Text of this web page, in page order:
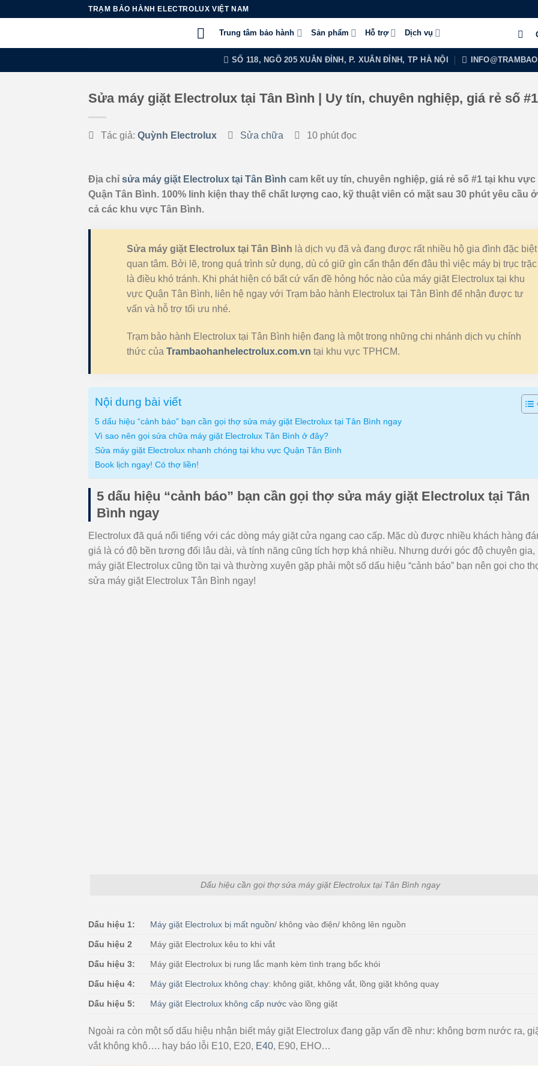
TRẠM BẢO HÀNH ELECTROLUX VIỆT NAM
Trung tâm bảo hành Sản phẩm Hỗ trợ Dịch vụ
SỐ 118, NGÕ 205 XUÂN ĐỈNH, P. XUÂN ĐỈNH, TP HÀ NỘI
Sửa máy giặt Electrolux tại Tân Bình | Uy tín, chuyên nghiệp, giá rẻ số #1
Tác giả: Quỳnh Electrolux Sửa chữa 10 phút đọc
Địa chỉ sửa máy giặt Electrolux tại Tân Bình cam kết uy tín, chuyên nghiệp, giá rẻ số #1 tại khu vực
Quận Tân Bình. 100% linh kiện thay thế chất lượng cao, kỹ thuật viên có mặt sau 30 phút yêu cầu
cả các khu vực Tân Bình.
Sửa máy giặt Electrolux tại Tân Bình là dịch vụ đã và đang được rất nhiều hộ gia đình đặc biệt
quan tâm. Bởi lẽ, trong quá trình sử dụng, dù có giữ gìn cẩn thận đến đâu thì việc máy bị trục trặc
là điều khó tránh. Khi phát hiện có bất cứ vấn đề hỏng hóc nào của máy giặt Electrolux tại khu
vực Quận Tân Bình, liên hệ ngay với Trạm bảo hành Electrolux tại Tân Bình để nhận được tư
vấn và hỗ trợ tối ưu nhé.
Trạm bảo hành Electrolux tại Tân Bình hiện đang là một trong những chi nhánh dịch vụ chính
thức của Trambaohanhelectrolux.com.vn tại khu vực TPHCM.
Nội dung bài viết
5 dấu hiệu “cảnh báo” bạn cần gọi thợ sửa máy giặt Electrolux tại Tân Bình ngay
Vì sao nên gọi sửa chữa máy giặt Electrolux Tân Bình ở đây?
Sửa máy giặt Electrolux nhanh chóng tại khu vực Quận Tân Bình
Book lịch ngay! Có thợ liền!
5 dấu hiệu “cảnh báo” bạn cần gọi thợ sửa máy giặt Electrolux tại Tân
Bình ngay
Electrolux đã quá nổi tiếng với các dòng máy giặt cửa ngang cao cấp. Mặc dù được nhiều khách hàng
giá là có độ bền tương đối lâu dài, và tính năng cũng tích hợp khá nhiều. Nhưng dưới góc độ chuyên gia,
máy giặt Electrolux cũng tồn tại và thường xuyên gặp phải một số dấu hiệu “cảnh báo” bạn nên gọi cho
sửa máy giặt Electrolux Tân Bình ngay!
Dấu hiệu cần gọi thợ sửa máy giặt Electrolux tại Tân Bình ngay
Dấu hiệu 1: Máy giặt Electrolux bị mất nguồn/ không vào điện/ không lên nguồn
Dấu hiệu 2 Máy giặt Electrolux kêu to khi vắt
Dấu hiệu 3: Máy giặt Electrolux bị rung lắc mạnh kèm tình trạng bốc khói
Dấu hiệu 4: Máy giặt Electrolux không chạy: không giặt, không vắt, lồng giặt không quay
Dấu hiệu 5: Máy giặt Electrolux không cấp nước vào lồng giặt
Ngoài ra còn một số dấu hiệu nhận biết máy giặt Electrolux đang gặp vấn đề như: không bơm nước ra,
vắt không khô…. hay báo lỗi E10, E20, E40, E90, EHO…